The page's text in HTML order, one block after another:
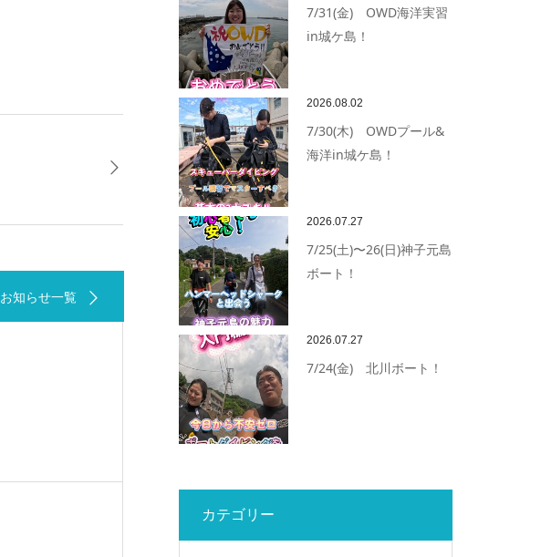
お知らせ一覧
7/31(金) OWD海洋実習
in城ケ島！
2026.08.02
7/30(木) OWDプール&
海洋in城ケ島！
2026.07.27
7/25(土)〜26(日)神子元島
ボート！
2026.07.27
7/24(金) 北川ボート！
カテゴリー